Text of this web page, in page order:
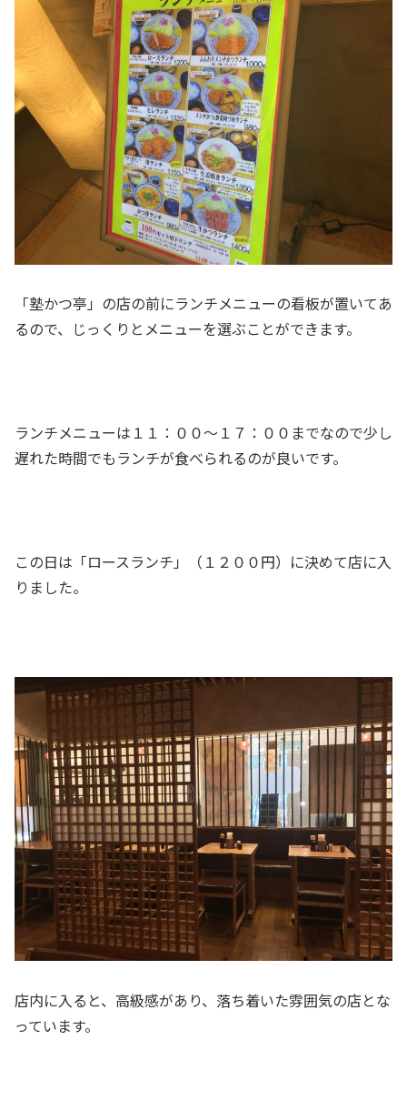
「塾かつ亭」の店の前にランチメニューの看板が置いてあ
るので、じっくりとメニューを選ぶことができます。
ランチメニューは１１：００～１７：００までなので少し
遅れた時間でもランチが食べられるのが良いです。
この日は「ロースランチ」（１２００円）に決めて店に入
りました。
店内に入ると、高級感があり、落ち着いた雰囲気の店とな
っています。